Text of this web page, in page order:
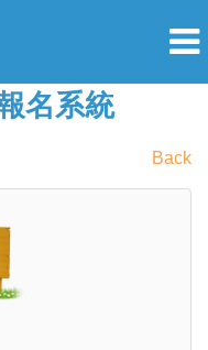
名系統
Back